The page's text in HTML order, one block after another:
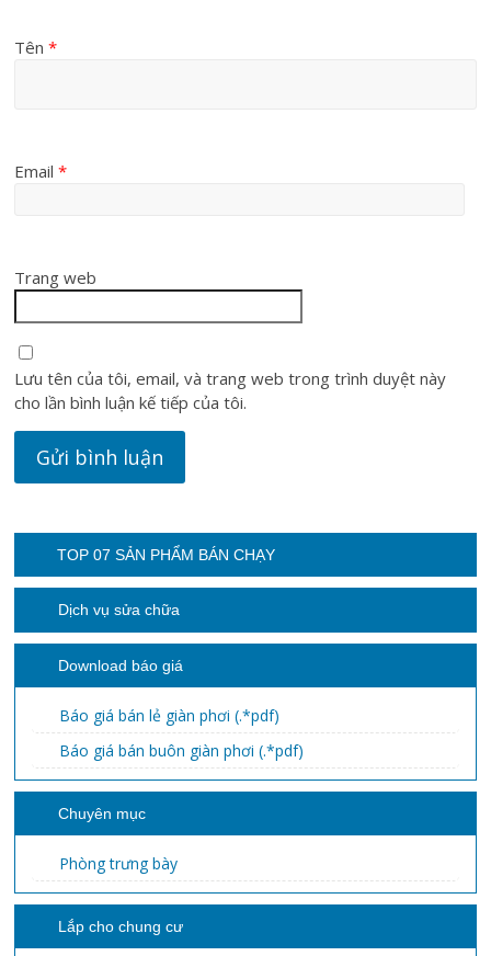
Tên*
Email*
Trang web
Lưu tên của tôi, email, và trang web trong trình duyệt này
cho lần bình luận kế tiếp của tôi.
TOP 07 SẢN PHẨM BÁN CHẠY
Dịch vụ sửa chữa
Download báo giá
Báo giá bán lẻ giàn phơi (.*pdf)
Báo giá bán buôn giàn phơi (.*pdf)
Chuyên mục
Phòng trưng bày
Lắp cho chung cư